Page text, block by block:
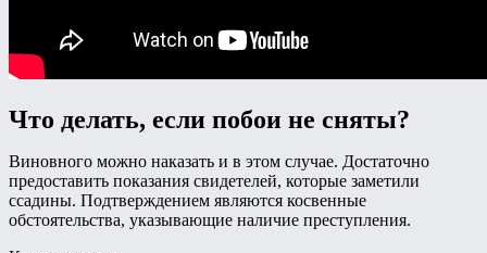
Что делать, если побои не сняты?
Виновного можно наказать и в этом случае. Достаточно
предоставить показания свидетелей, которые заметили
ссадины. Подтверждением являются косвенные
обстоятельства, указывающие наличие преступления.